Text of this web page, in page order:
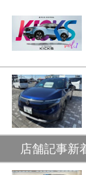
店舗記事新